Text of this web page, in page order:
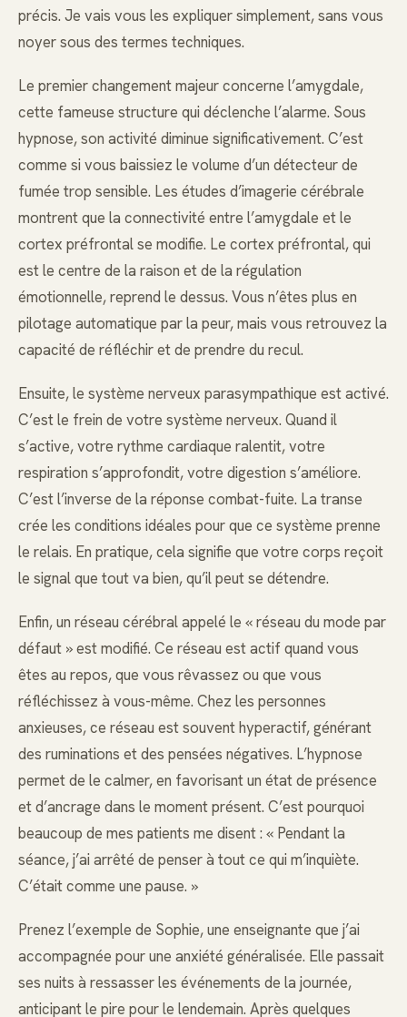
précis. Je vais vous les expliquer simplement, sans vous
noyer sous des termes techniques.
Le premier changement majeur concerne l’amygdale,
cette fameuse structure qui déclenche l’alarme. Sous
hypnose, son activité diminue significativement. C’est
comme si vous baissiez le volume d’un détecteur de
fumée trop sensible. Les études d’imagerie cérébrale
montrent que la connectivité entre l’amygdale et le
cortex préfrontal se modifie. Le cortex préfrontal, qui
est le centre de la raison et de la régulation
émotionnelle, reprend le dessus. Vous n’êtes plus en
pilotage automatique par la peur, mais vous retrouvez la
capacité de réfléchir et de prendre du recul.
Ensuite, le système nerveux parasympathique est activé.
C’est le frein de votre système nerveux. Quand il
s’active, votre rythme cardiaque ralentit, votre
respiration s’approfondit, votre digestion s’améliore.
C’est l’inverse de la réponse combat-fuite. La transe
crée les conditions idéales pour que ce système prenne
le relais. En pratique, cela signifie que votre corps reçoit
le signal que tout va bien, qu’il peut se détendre.
Enfin, un réseau cérébral appelé le « réseau du mode par
défaut » est modifié. Ce réseau est actif quand vous
êtes au repos, que vous rêvassez ou que vous
réfléchissez à vous-même. Chez les personnes
anxieuses, ce réseau est souvent hyperactif, générant
des ruminations et des pensées négatives. L’hypnose
permet de le calmer, en favorisant un état de présence
et d’ancrage dans le moment présent. C’est pourquoi
beaucoup de mes patients me disent : « Pendant la
séance, j’ai arrêté de penser à tout ce qui m’inquiète.
C’était comme une pause. »
Prenez l’exemple de Sophie, une enseignante que j’ai
accompagnée pour une anxiété généralisée. Elle passait
ses nuits à ressasser les événements de la journée,
anticipant le pire pour le lendemain. Après quelques